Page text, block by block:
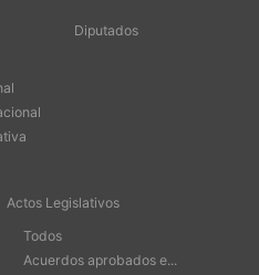
Diputados
Actos Legislativos
Todos
Acuerdos aprobados e...